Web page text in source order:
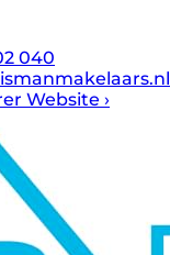
040
Website ›